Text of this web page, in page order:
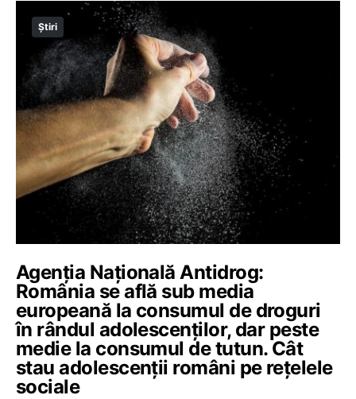
Știri
Agenția Națională Antidrog:
România se află sub media
europeană la consumul de droguri
în rândul adolescenților, dar peste
medie la consumul de tutun. Cât
stau adolescenții români pe rețelele
sociale